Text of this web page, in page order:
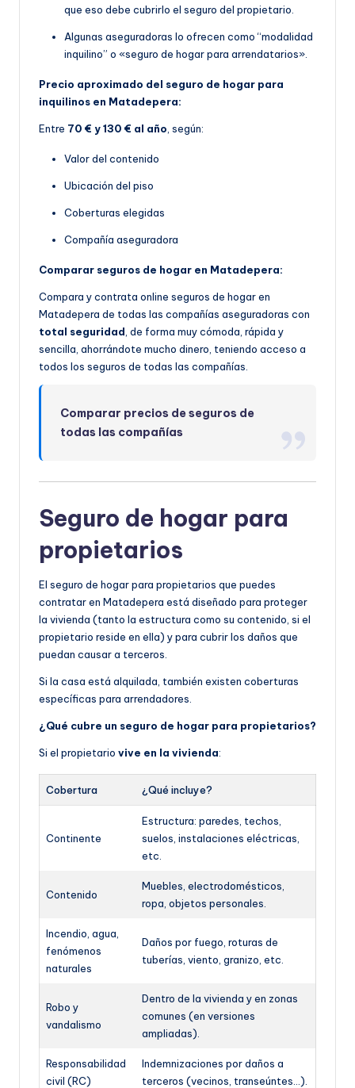
que eso debe cubrirlo el seguro del propietario.
Algunas aseguradoras lo ofrecen como “modalidad
inquilino” o «seguro de hogar para arrendatarios».
Precio aproximado del seguro de hogar para
inquilinos en Matadepera:
Entre 70 € y 130 € al año, según:
Valor del contenido
Ubicación del piso
Coberturas elegidas
Compañía aseguradora
Comparar seguros de hogar en Matadepera:
Compara y contrata online seguros de hogar en
Matadepera de todas las compañías aseguradoras con
total seguridad, de forma muy cómoda, rápida y
sencilla, ahorrándote mucho dinero, teniendo acceso a
todos los seguros de todas las compañías.
Comparar precios de seguros de
todas las compañías
Seguro de hogar para
propietarios
El seguro de hogar para propietarios que puedes
contratar en Matadepera está diseñado para proteger
la vivienda (tanto la estructura como su contenido, si el
propietario reside en ella) y para cubrir los daños que
puedan causar a terceros.
Si la casa está alquilada, también existen coberturas
específicas para arrendadores.
¿Qué cubre un seguro de hogar para propietarios?
Si el propietario vive en la vivienda:
Cobertura ¿Qué incluye?
Continente
Estructura: paredes, techos,
suelos, instalaciones eléctricas,
etc.
Contenido
Muebles, electrodomésticos,
ropa, objetos personales.
Incendio, agua,
fenómenos
naturales
Daños por fuego, roturas de
tuberías, viento, granizo, etc.
Robo y
vandalismo
Dentro de la vivienda y en zonas
comunes (en versiones
ampliadas).
Responsabilidad
civil (RC)
Indemnizaciones por daños a
terceros (vecinos, transeúntes…).